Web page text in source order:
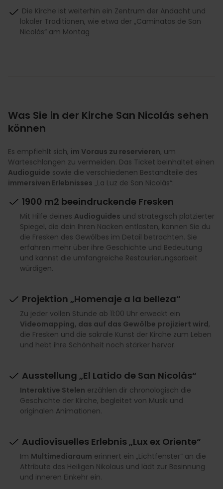
Die Kirche ist weiterhin ein Zentrum der Andacht und
lokaler Traditionen, wie etwa der „Caminatas de San
Nicolás“ am Montag
Was Sie in der Kirche San Nicolás sehen
können
Es empfiehlt sich, im Voraus zu reservieren, um
Warteschlangen zu vermeiden. Das Ticket beinhaltet einen
Audioguide sowie die verschiedenen Bestandteile des
immersiven Erlebnisses „La Luz de San Nicolás“:
1900 m2 beeindruckende Fresken
Mit Hilfe deines Audioguides und strategisch platzierter
Spiegel, die dein Ihren Nacken entlasten, können Sie du
die Fresken des Gewölbes im Detail betrachten. Sie
erfahren mehr über ihre Geschichte und Bedeutung
und kannst die umfangreiche Restaurierungsarbeit
würdigen.
Projektion „Homenaje a la belleza“
Zu jeder vollen Stunde ab 11:00 Uhr erweckt ein
Videomapping, das auf das Gewölbe projiziert wird,
die Fresken und die sakrale Kunst der Kirche zum Leben
und hebt ihre Schönheit noch stärker hervor.
Ausstellung „El Latido de San Nicolás“
Interaktive Stelen erzählen dir chronologisch die
Geschichte der Kirche, begleitet von Musik und
originalen Animationen.
Audiovisuelles Erlebnis „Lux ex Oriente“
Im Multimediaraum erinnert ein „Lichtfenster“ an die
Attribute des Heiligen Nikolaus und lädt zur Besinnung
und inneren Einkehr ein.